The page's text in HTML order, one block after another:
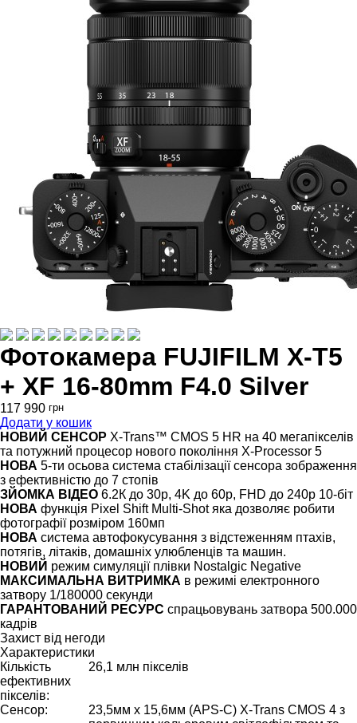
Фотокамера FUJIFILM X-T5
+ XF 16-80mm F4.0 Silver
117 990 грн
Додати у кошик
НОВИЙ СЕНСОР X-Trans™ CMOS 5 HR на 40 мегапікселів
та потужний процесор нового покоління X-Processor 5
НОВА 5-ти осьова система стабілізації сенсора зображення
з ефективністю до 7 стопів
ЗЙОМКА ВІДЕО 6.2К до 30р, 4K до 60p, FHD до 240p 10-біт
НОВА функція Pixel Shift Multi-Shot яка дозволяє робити
фотографії розміром 160мп
НОВА система автофокусування з відстеженням птахів,
потягів, літаків, домашніх улюбленців та машин.
НОВИЙ режим симуляції плівки Nostalgic Negative
МАКСИМАЛЬНА ВИТРИМКА в режимі електронного
затвору 1/180000 секунди
ГАРАНТОВАНИЙ РЕСУРС спрацьовувань затвора 500.000
кадрів
Захист від негоди
Характеристики
Кількість
ефективних
пікселів:
26,1 млн пікселів
Сенсор:
23,5мм x 15,6мм (APS-C) X-Trans CMOS 4 з